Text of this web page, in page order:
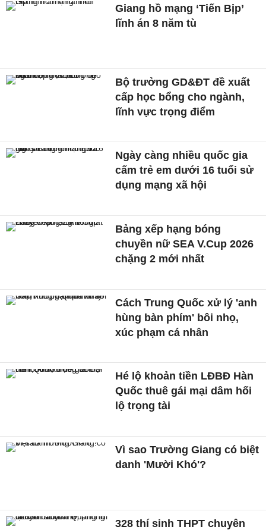
Giang hồ mạng ‘Tiến Bịp’
lĩnh án 8 năm tù
Bộ trưởng GD&ĐT đề xuất
cấp học bổng cho ngành,
lĩnh vực trọng điểm
Ngày càng nhiều quốc gia
cấm trẻ em dưới 16 tuổi sử
dụng mạng xã hội
Bảng xếp hạng bóng
chuyền nữ SEA V.Cup 2026
chặng 2 mới nhất
Cách Trung Quốc xử lý 'anh
hùng bàn phím' bôi nhọ,
xúc phạm cá nhân
Hé lộ khoản tiền LĐBĐ Hàn
Quốc thuê gái mại dâm hối
lộ trọng tài
Vì sao Trường Giang có biệt
danh 'Mười Khó'?
328 thí sinh THPT chuyên